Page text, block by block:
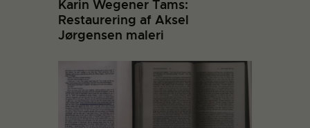
Karin Wegener Tams:
Restaurering af Aksel
Jørgensen maleri